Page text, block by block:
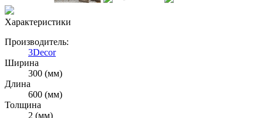
Характеристики
Производитель:
3Decor
Ширина
300 (мм)
Длина
600 (мм)
Толщина
2 (мм)